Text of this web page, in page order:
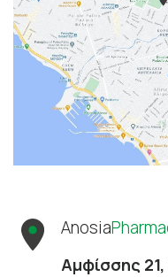
Anosia
Αμφίσσης 21,